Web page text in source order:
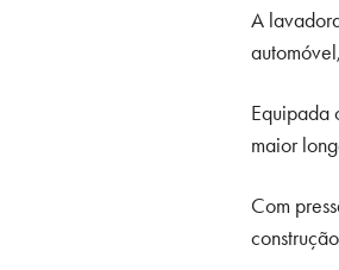
A
Equipada
maior
Com